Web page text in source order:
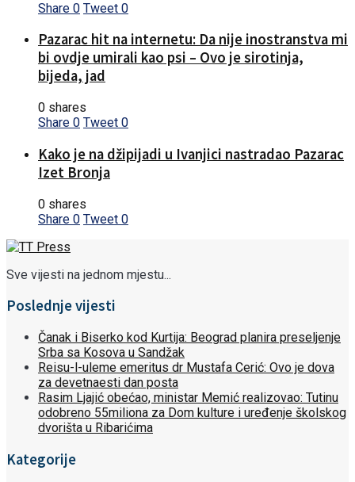
Share 0 Tweet 0
Pazarac hit na internetu: Da nije inostranstva mi
bi ovdje umirali kao psi – Ovo je sirotinja,
bijeda, jad
0 shares
Share 0 Tweet 0
Kako je na džipijadi u Ivanjici nastradao Pazarac
Izet Bronja
0 shares
Share 0 Tweet 0
Sve vijesti na jednom mjestu...
Poslednje vijesti
Čanak i Biserko kod Kurtija: Beograd planira preseljenje
Srba sa Kosova u Sandžak
Reisu-l-uleme emeritus dr Mustafa Cerić: Ovo je dova
za devetnaesti dan posta
Rasim Ljajić obećao, ministar Memić realizovao: Tutinu
odobreno 55miliona za Dom kulture i uređenje školskog
dvorišta u Ribarićima
Kategorije